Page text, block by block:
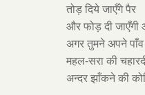
तोड़ दिये जाएँगे पैर
और फोड़ दी
अगर तुमने अपने
महल-सरा की
अन्दर झाँकने की